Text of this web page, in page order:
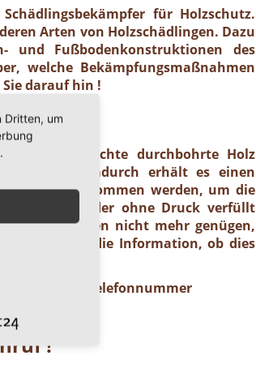
für Holzschutz.
Arten von Holzschädlingen. Dazu
und Fußbodenkonstruktionen des
welche Bekämpfungsmaßnahmen
darauf hin !
verursachte durchbohrte Holz
Dadurch erhält es einen
vorgenommen werden, um die
kann mit oder ohne Druck verfüllt
Anforderungen nicht mehr genügen,
uns vor Ort die Information, ob dies
unserer Telefonnummer
!
Dritten, um